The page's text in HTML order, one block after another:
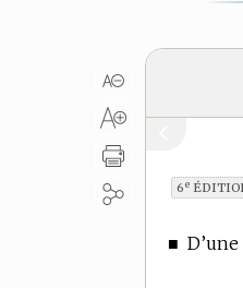
6e
■